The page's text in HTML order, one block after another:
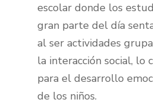
escolar donde los
gran parte del día
al ser actividades
la interacción social, lo
para el desarrollo
de los niños.